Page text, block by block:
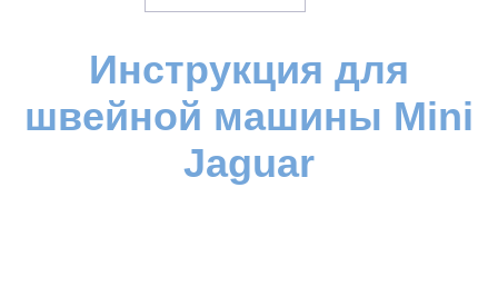
Инструкция для
швейной машины Mini
Jaguar